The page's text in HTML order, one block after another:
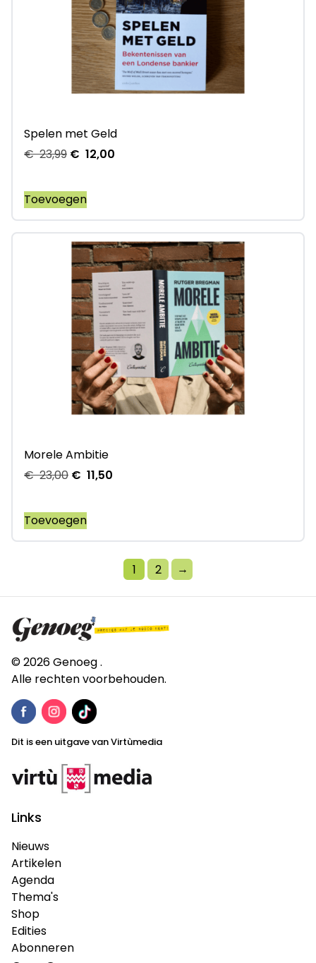
Spelen met Geld
€23,99 € 12,00
Toevoegen
Morele Ambitie
€23,00 € 11,50
Toevoegen
1 2 →
© 2026 Genoeg .
Alle rechten voorbehouden.
Dit is een uitgave van Virtùmedia
Links
Nieuws
Artikelen
Agenda
Thema's
Shop
Edities
Abonneren